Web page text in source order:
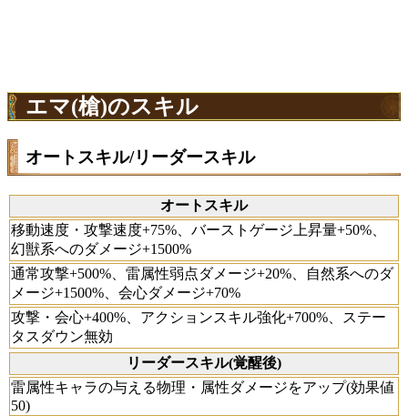
エマ(槍)のスキル
オートスキル/リーダースキル
オートスキル
移動速度・攻撃速度+75%、バーストゲージ上昇量+50%、
幻獣系へのダメージ+1500%
通常攻撃+500%、雷属性弱点ダメージ+20%、自然系へのダ
メージ+1500%、会心ダメージ+70%
攻撃・会心+400%、アクションスキル強化+700%、ステー
タスダウン無効
リーダースキル(覚醒後)
雷属性キャラの与える物理・属性ダメージをアップ(効果値
50)